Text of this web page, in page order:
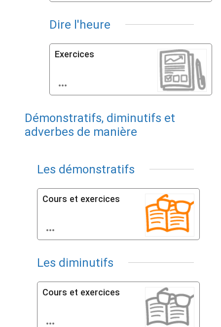
Dire l'heure
Exercices

Démonstratifs, diminutifs et
adverbes de manière
Les démonstratifs
Cours et exercices

Les diminutifs
Cours et exercices
